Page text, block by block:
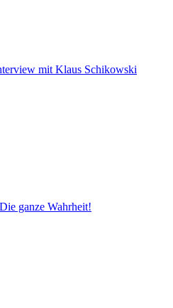
mit Klaus Schikowski
Die ganze Wahrheit!